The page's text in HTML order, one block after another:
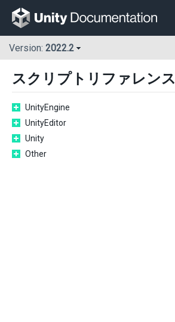
Version: 2022.2
スクリプトリファレンス
UnityEngine
UnityEditor
Unity
Other